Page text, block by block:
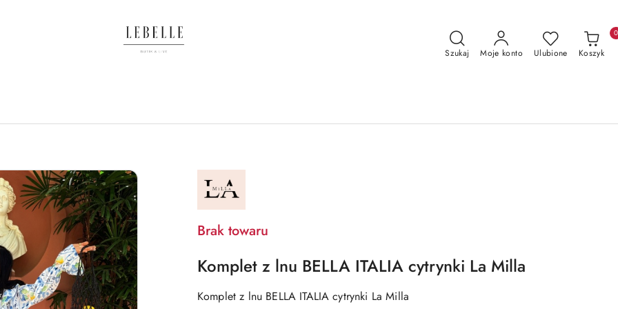
Szukaj Moje konto Ulubione Koszyk
0
NAZWA
PRODUCENTA:
LA
Brak towaru
Komplet z lnu BELLA ITALIA cytrynki La Milla
Komplet z lnu BELLA ITALIA cytrynki La Milla